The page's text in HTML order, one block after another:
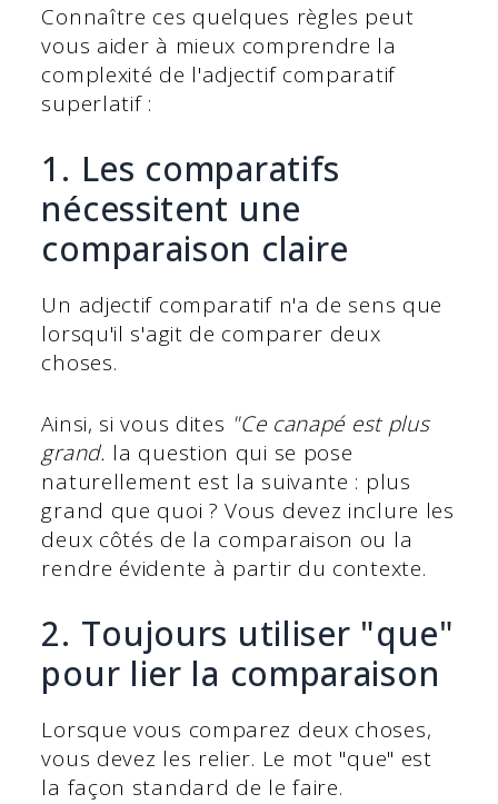
Connaître ces quelques règles peut
vous aider à mieux comprendre la
complexité de l'adjectif comparatif
superlatif :
1. Les comparatifs
nécessitent une
comparaison claire
Un adjectif comparatif n'a de sens que
lorsqu'il s'agit de comparer deux
choses.
Ainsi, si vous dites "Ce canapé est plus
grand. la question qui se pose
naturellement est la suivante : plus
grand que quoi ? Vous devez inclure les
deux côtés de la comparaison ou la
rendre évidente à partir du contexte.
2. Toujours utiliser "que"
pour lier la comparaison
Lorsque vous comparez deux choses,
vous devez les relier. Le mot "que" est
la façon standard de le faire.